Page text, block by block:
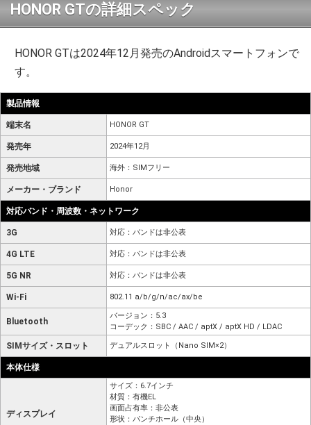
HONOR GTの詳細スペック
HONOR GTは2024年12月発売のAndroidスマートフォンで
す。
製品情報
端末名 HONOR GT
発売年 2024年12月
発売地域 海外：SIMフリー
メーカー・ブランド Honor
対応バンド・周波数・ネットワーク
3G 対応：バンドは非公表
4G LTE 対応：バンドは非公表
5G NR 対応：バンドは非公表
Wi-Fi 802.11 a/b/g/n/ac/ax/be
Bluetooth
バージョン：5.3
コーデック：SBC / AAC / aptX / aptX HD / LDAC
SIMサイズ・スロット デュアルスロット（Nano SIM×2）
本体仕様
ディスプレイ
サイズ：6.7インチ
材質：有機EL
画面占有率：非公表
形状：パンチホール（中央）